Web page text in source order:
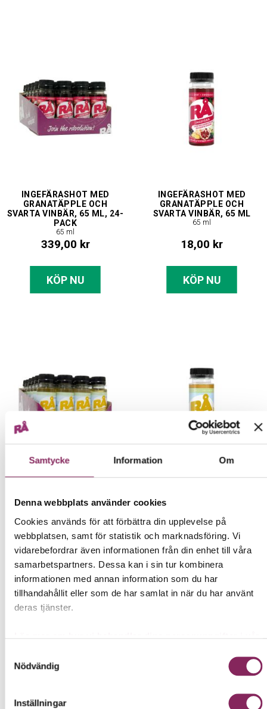
Samtycke Information Om
Denna webbplats använder cookies
Cookies används för att förbättra din upplevelse på
webbplatsen, samt för statistik och marknadsföring. Vi
vidarebefordrar även informationen från din enhet till våra
samarbetspartners. Dessa kan i sin tur kombinera
informationen med annan information som du har
tillhandahållit eller som de har samlat in när du har använt
deras tjänster.
Nödvändig
Inställningar
INGEFÄRASHOT MED
GRANATÄPPLE OCH
SVARTA VINBÄR, 65 ML, 24-
PACK
65 ml
339,00 kr
KÖP NU
INGEFÄRASHOT MED
GRANATÄPPLE OCH
SVARTA VINBÄR, 65 ML
65 ml
18,00 kr
KÖP NU
AV FLÄDER, 65 ML, 24-PACK
65 ml
339,00 kr
KÖP NU
AV FLÄDER, 65 ML
18,00 kr
KÖP NU